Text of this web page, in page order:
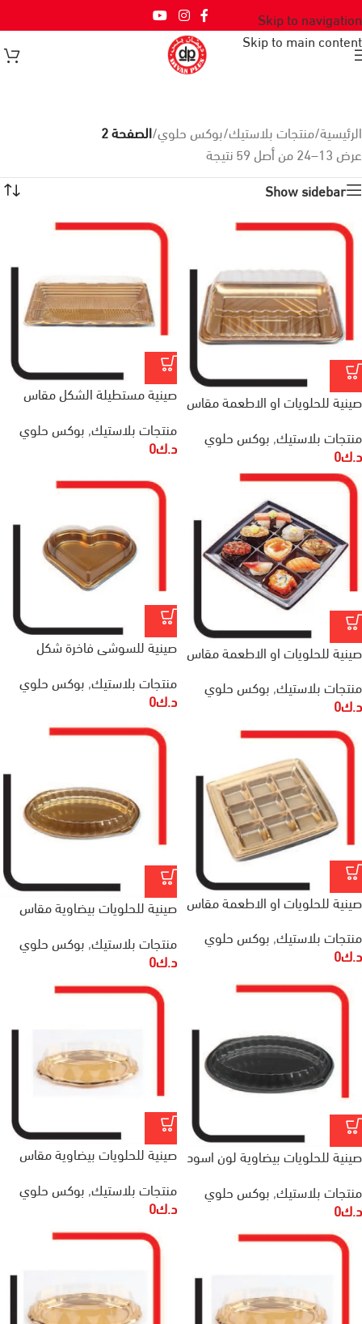
Skip to navigation
Skip to main content
الرئيسية/منتجات بلاستيك/بوكس حلوي/الصفحة 2
عرض 13–24 من أصل 59 نتيجة
Show sidebar
صينية للحلويات او الاطعمة مقاس
منتجات بلاستيك, بوكس حلوي
د.ك0
صينية مستطيلة الشكل مقاس
منتجات بلاستيك, بوكس حلوي
د.ك0
صينية للحلويات او الاطعمة مقاس
منتجات بلاستيك, بوكس حلوي
د.ك0
صينية للسوشي فاخرة شكل
منتجات بلاستيك, بوكس حلوي
د.ك0
صينية للحلويات او الاطعمة مقاس
منتجات بلاستيك, بوكس حلوي
د.ك0
صينية للحلويات بيضاوية مقاس
منتجات بلاستيك, بوكس حلوي
د.ك0
صينية للحلويات بيضاوية لون اسود
منتجات بلاستيك, بوكس حلوي
د.ك0
صينية للحلويات بيضاوية مقاس
منتجات بلاستيك, بوكس حلوي
د.ك0